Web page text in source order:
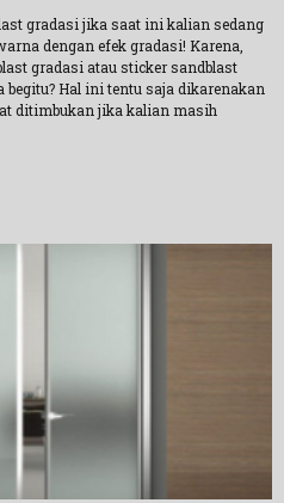
gradasi jika saat ini kalian sedang
dengan efek gradasi! Karena,
gradasi atau sticker sandblast
Hal ini tentu saja dikarenakan
ditimbukan jika kalian masih